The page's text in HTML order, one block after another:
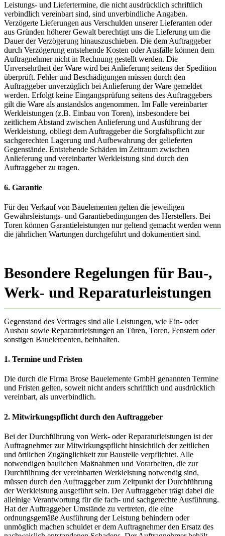
Leistungs- und Liefertermine, die nicht ausdrücklich schriftlich
verbindlich vereinbart sind, sind unverbindliche Angaben.
Verzögerte Lieferungen aus Verschulden unserer Lieferanten oder
aus Gründen höherer Gewalt berechtigt uns die Lieferung um die
Dauer der Verzögerung hinauszuschieben. Die dem Auftraggeber
durch Verzögerung entstehende Kosten oder Ausfälle können dem
Auftragnehmer nicht in Rechnung gestellt werden. Die
Unversehrtheit der Ware wird bei Anlieferung seitens der Spedition
überprüft. Fehler und Beschädigungen müssen durch den
Auftraggeber unverzüglich bei Anlieferung der Ware gemeldet
werden. Erfolgt keine Eingangsprüfung seitens des Auftraggebers
gilt die Ware als anstandslos angenommen. Im Falle vereinbarter
Werkleistungen (z.B. Einbau von Toren), insbesondere bei
zeitlichem Abstand zwischen Anlieferung und Ausführung der
Werkleistung, obliegt dem Auftraggeber die Sorgfaltspflicht zur
sachgerechten Lagerung und Aufbewahrung der gelieferten
Gegenstände. Entstehende Schäden im Zeitraum zwischen
Anlieferung und vereinbarter Werkleistung sind durch den
Auftraggeber zu tragen.
6. Garantie
Für den Verkauf von Bauelementen gelten die jeweiligen
Gewährsleistungs- und Garantiebedingungen des Herstellers. Bei
Toren können Garantieleistungen nur geltend gemacht werden wenn
die jährlichen Wartungen durchgeführt und dokumentiert sind.
Besondere Regelungen für Bau-,
Werk- und Reparaturleistungen
Gegenstand des Vertrages sind alle Leistungen, wie Ein- oder
Ausbau sowie Reparaturleistungen an Türen, Toren, Fenstern oder
sonstigen Bauelementen, beinhalten.
1. Termine und Fristen
Die durch die Firma Brose Bauelemente GmbH genannten Termine
und Fristen gelten, soweit nicht anders schriftlich und ausdrücklich
vereinbart, als unverbindlich.
2. Mitwirkungspflicht durch den Auftraggeber
Bei der Durchführung von Werk- oder Reparaturleistungen ist der
Auftragnehmer zur Mitwirkungspflicht hinsichtlich der zeitlichen
und örtlichen Zugänglichkeit zur Baustelle verpflichtet. Alle
notwendigen baulichen Maßnahmen und Vorarbeiten, die zur
Durchführung der vereinbarten Werkleistung notwendig sind,
müssen durch den Auftraggeber zum Zeitpunkt der Durchführung
der Werkleistung ausgeführt sein. Der Auftraggeber trägt dabei die
alleinige Verantwortung für die fach- und sachgerechte Ausführung.
Hat der Auftraggeber Umstände zu vertreten, die eine
ordnungsgemäße Ausführung der Leistung behindern oder
unmöglich machen schuldet er dem Auftragnehmer den Ersatz des